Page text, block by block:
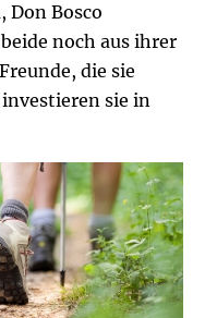
Don Bosco
noch aus ihrer
die sie
sie in